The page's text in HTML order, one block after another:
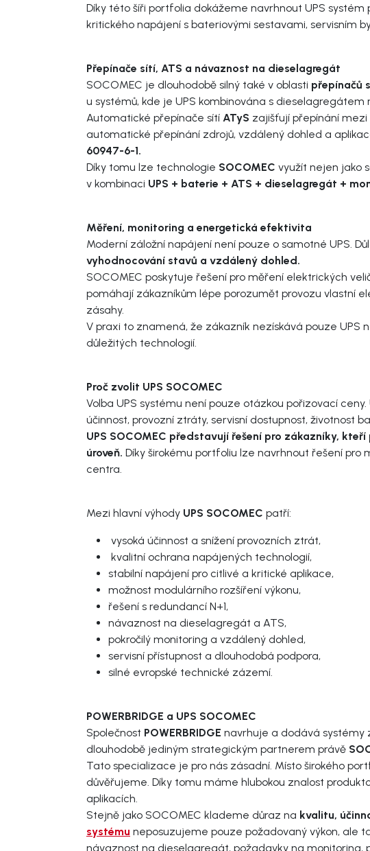
Díky této šíři portfolia dokážeme navrhnout UPS
kritického napájení s bateriovými sestavami, servisním
Přepínače sítí, ATS a návaznost na dieselagregát
SOCOMEC je dlouhodobě silný také v oblasti přepínačů
u systémů, kde je UPS kombinována s
Automatické přepínače sítí ATyS zajišťují přepínání
automatické přepínání zdrojů, vzdálený dohled a
60947-6-1.
Díky tomu lze technologie SOCOMEC využít nejen jako
v kombinaci UPS + baterie + ATS + dieselagregát +
Měření, monitoring a energetická efektivita
Moderní záložní napájení není pouze o samotné UPS.
vyhodnocování stavů a vzdálený dohled.
SOCOMEC poskytuje řešení pro měření elektrických
pomáhají zákazníkům lépe porozumět provozu vlastní
zásahy.
V praxi to znamená, že zákazník nezískává pouze UPS
důležitých technologií.
Proč zvolit UPS SOCOMEC
Volba UPS systému není pouze otázkou pořizovací
účinnost, provozní ztráty, servisní dostupnost, životnost
UPS SOCOMEC představují řešení pro zákazníky,
úroveň. Díky širokému portfoliu lze navrhnout řešení pro
centra.
Mezi hlavní výhody UPS SOCOMEC patří:
vysoká účinnost a snížení provozních ztrát,
kvalitní ochrana napájených technologií,
stabilní napájení pro citlivé a kritické aplikace,
možnost modulárního rozšíření výkonu,
řešení s redundancí N+1,
návaznost na dieselagregát a ATS,
pokročilý monitoring a vzdálený dohled,
servisní přístupnost a dlouhodobá podpora,
silné evropské technické zázemí.
POWERBRIDGE a UPS SOCOMEC
Společnost POWERBRIDGE navrhuje a dodává systémy
dlouhodobě jediným strategickým partnerem právě
Tato specializace je pro nás zásadní. Místo širokého
důvěřujeme. Díky tomu máme hlubokou znalost
aplikacích.
Stejně jako SOCOMEC klademe důraz na kvalitu,
systému neposuzujeme pouze požadovaný výkon, ale
návaznost na dieselagregát, požadavky na monitoring,